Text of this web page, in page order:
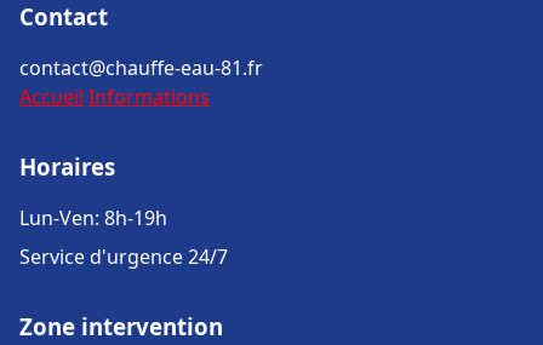
Contact
contact@chauffe-eau-81.fr
Accueil Informations
Horaires
Lun-Ven: 8h-19h
Service d'urgence 24/7
Zone intervention